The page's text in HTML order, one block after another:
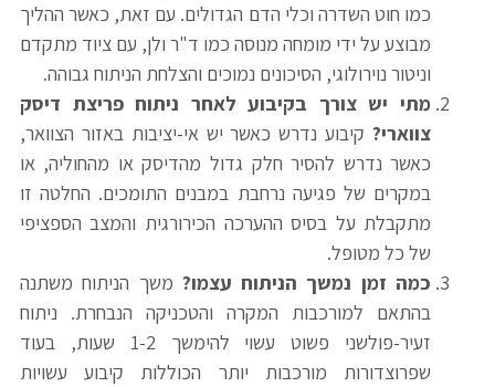
כמו חוט השדרה וכלי הדם הגדולים. עם זאת, כאשר ההליך
מבוצע על ידי מומחה מנוסה כמו ד"ר ולן, עם ציוד מתקדם
וניטור נוירולוגי, הסיכונים נמוכים והצלחת הניתוח גבוהה.
מתי יש צורך בקיבוע לאחר ניתוח פריצת דיסק
צווארי?קיבוע נדרש כאשר יש אי-יציבות באזור הצוואר,
כאשר נדרש להסיר חלק גדול מהדיסק או מהחוליה, או
במקרים של פגיעה נרחבת במבנים התומכים. החלטה זו
מתקבלת על בסיס ההערכה הכירורגית והמצב הספציפי
של כל מטופל.
כמה זמן נמשך הניתוח עצמו? משך הניתוח משתנה
בהתאם למורכבות המקרה והטכניקה הנבחרת. ניתוח
זעיר-פולשני פשוט עשוי להימשך 1-2 שעות, בעוד
שפרוצדורות מורכבות יותר הכוללות קיבוע עשויות